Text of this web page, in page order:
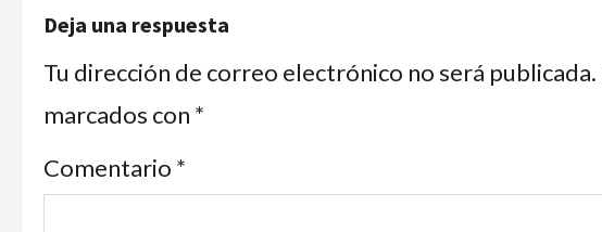
Deja una respuesta
Tu dirección de correo electrónico no será publicada.
marcados con *
Comentario *